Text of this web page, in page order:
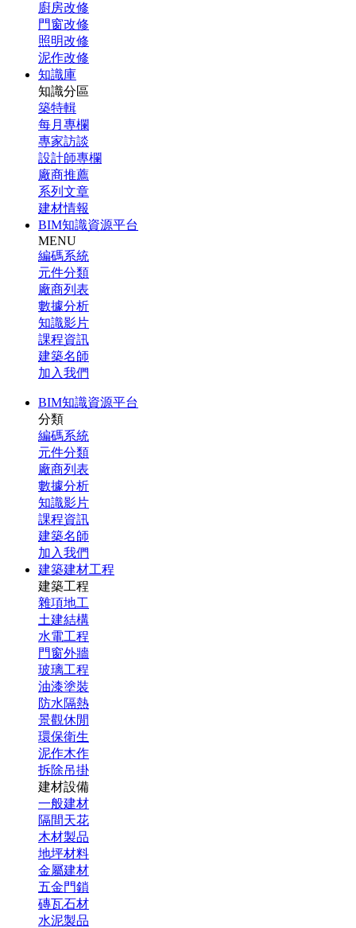
廚房改修
門窗改修
照明改修
泥作改修
知識庫
知識分區
築特輯
每月專欄
專家訪談
設計師專欄
廠商推薦
系列文章
建材情報
BIM知識資源平台
MENU
編碼系統
元件分類
廠商列表
數據分析
知識影片
課程資訊
建築名師
加入我們
BIM知識資源平台
分類
編碼系統
元件分類
廠商列表
數據分析
知識影片
課程資訊
建築名師
加入我們
建築建材工程
建築工程
雜項地工
土建結構
水電工程
門窗外牆
玻璃工程
油漆塗裝
防水隔熱
景觀休閒
環保衛生
泥作木作
拆除吊掛
建材設備
一般建材
隔間天花
木材製品
地坪材料
金屬建材
五金門鎖
磚瓦石材
水泥製品